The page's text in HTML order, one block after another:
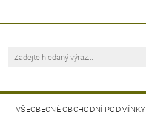
VŠEOBECNÉ OBCHODNÍ PODMÍNKY